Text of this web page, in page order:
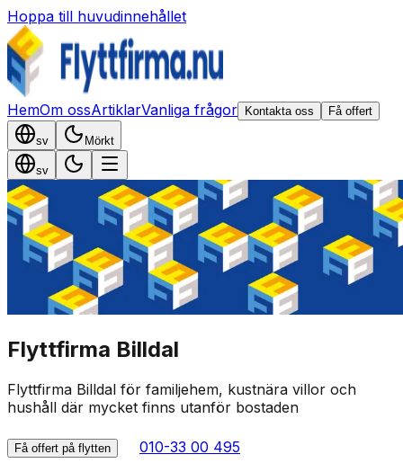
Hoppa till huvudinnehållet
HemOm ossArtiklarVanliga frågor Kontakta oss Få offert
sv Mörkt
sv
Flyttfirma Billdal
Flyttfirma Billdal för familjehem, kustnära villor och
hushåll där mycket finns utanför bostaden
Få offert på flytten 010-33 00 495